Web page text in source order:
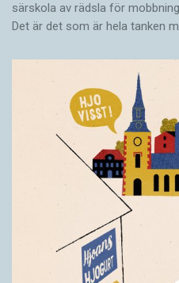
särskola av rädsla för
Det är det som är hela tanken